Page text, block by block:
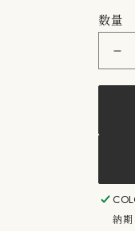
数量
シ
ョ
ン
納